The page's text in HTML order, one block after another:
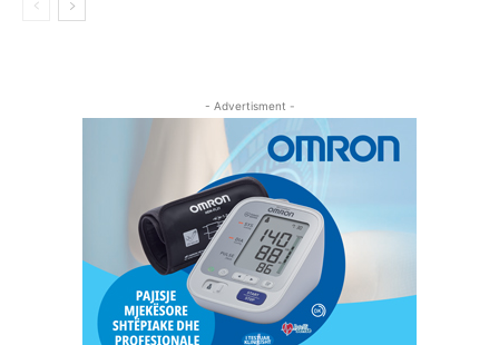
- Advertisment -